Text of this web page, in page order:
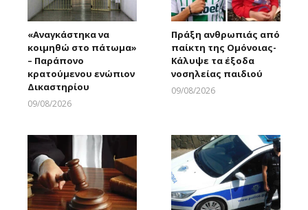
«Αναγκάστηκα να
κοιμηθώ στο πάτωμα»
– Παράπονο
κρατούμενου ενώπιον
Δικαστηρίου
09/08/2026
Πράξη ανθρωπιάς από
παίκτη της Ομόνοιας-
Κάλυψε τα έξοδα
νοσηλείας παιδιού
09/08/2026